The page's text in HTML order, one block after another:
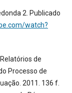
2. Publicado
watch?
de
Processo de
2011. 136 f.